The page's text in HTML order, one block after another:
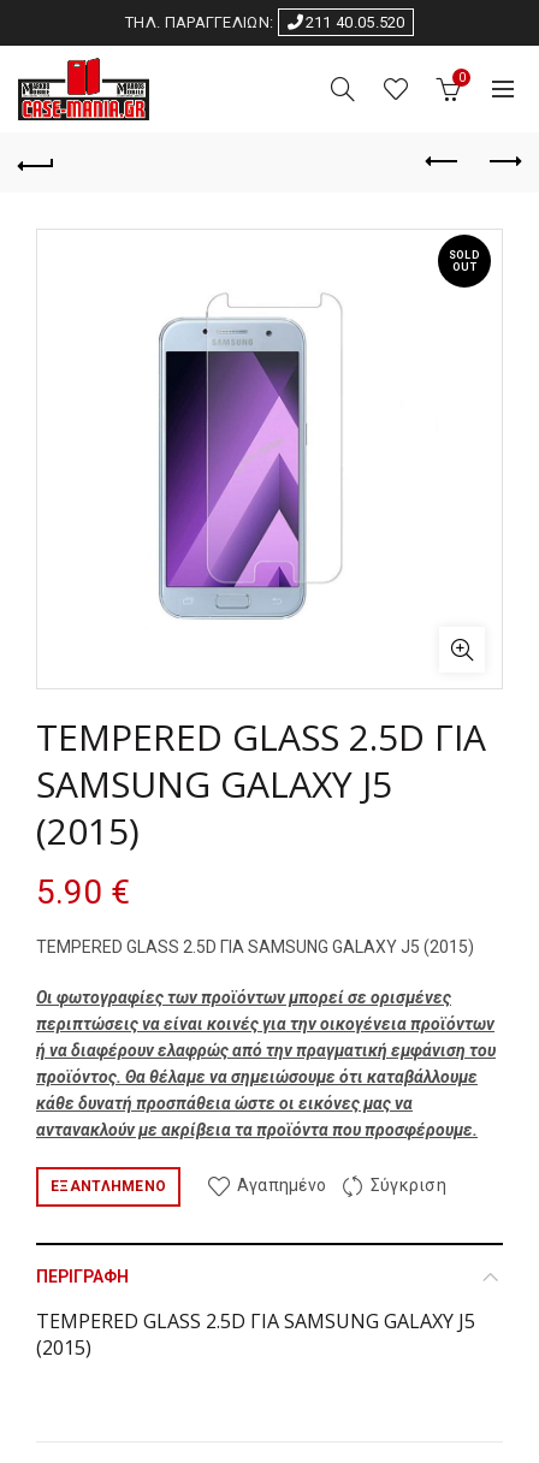
ΤΗΛ. ΠΑΡΑΓΓΕΛΙΩΝ: 211 40.05.520
0
SOLD
OUT
TEMPERED GLASS 2.5D ΓΙΑ
SAMSUNG GALAXY J5
(2015)
5.90 €
TEMPERED GLASS 2.5D ΓΙΑ SAMSUNG GALAXY J5 (2015)
Οι φωτογραφίες των προϊόντων μπορεί σε ορισμένες
περιπτώσεις να είναι κοινές για την οικογένεια προϊόντων
ή να διαφέρουν ελαφρώς από την πραγματική εμφάνιση του
προϊόντος. Θα θέλαμε να σημειώσουμε ότι καταβάλλουμε
κάθε δυνατή προσπάθεια ώστε οι εικόνες μας να
αντανακλούν με ακρίβεια τα προϊόντα που προσφέρουμε.
ΕΞΑΝΤΛΗΜΈΝΟ Αγαπημένο Σύγκριση
ΠΕΡΙΓΡΑΦΉ
TEMPERED GLASS 2.5D ΓΙΑ SAMSUNG GALAXY J5
(2015)